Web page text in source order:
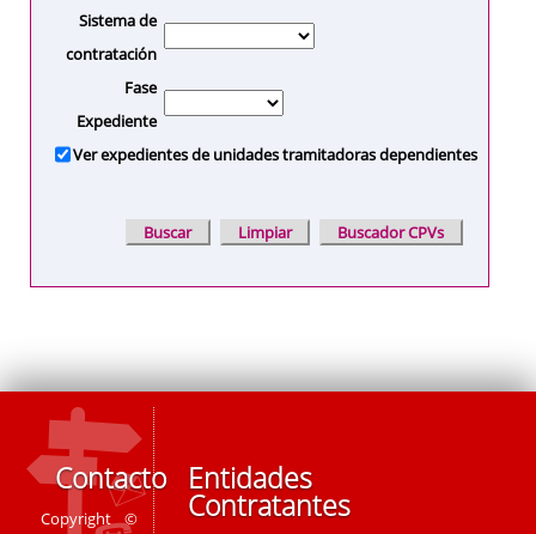
Sistema de
contratación
Fase
Expediente
Ver expedientes de unidades tramitadoras dependientes
Contacto
Copyright ©
Entidades
Contratantes